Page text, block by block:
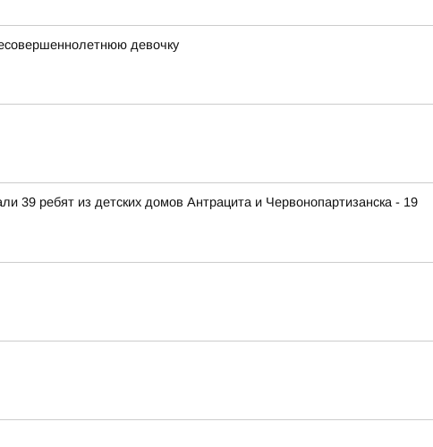
девочку
39 ребят из детских домов Антрацита и Червонопартизанска - 19